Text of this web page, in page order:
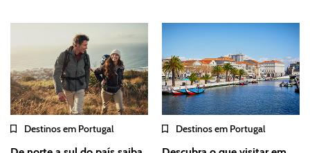
Destinos em Portugal Destinos em Portugal